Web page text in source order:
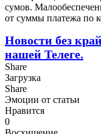
сумов.
от суммы платежа по
Новости без
нашей Телеге.
Share
Загрузка
Share
Эмоции от статьи
Нравится
0